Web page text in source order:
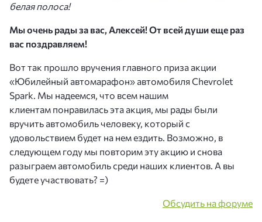
белая полоса!
Мы очень рады за вас, Алексей! От всей души еще раз
вас поздравляем!
Вот так прошло вручения главного приза акции
«Юбилейный автомарафон» автомобиля Chevrolet
Spark. Мы надеемся, что всем нашим
клиентам понравилась эта акция, мы рады были
вручить автомобиль человеку, который с
удовольствием будет на нем ездить. Возможно, в
следующем году мы повторим эту акцию и снова
разыграем автомобиль среди наших клиентов. А вы
будете участвовать? =)
Обсудить на форуме